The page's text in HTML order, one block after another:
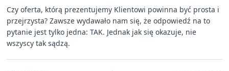
Czy oferta, którą prezentujemy Klientowi powinna być prosta i
przejrzysta? Zawsze wydawało nam się, że odpowiedź na to
pytanie jest tylko jedna: TAK. Jednak jak się okazuje, nie
wszyscy tak sądzą.